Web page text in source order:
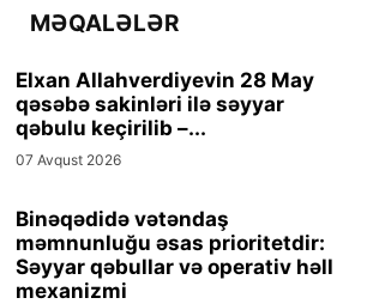
MƏQALƏLƏR
Elxan Allahverdiyevin 28 May
qəsəbə sakinləri ilə səyyar
qəbulu keçirilib –...
07 Avqust 2026
Binəqədidə vətəndaş
məmnunluğu əsas prioritetdir:
Səyyar qəbullar və operativ həll
mexanizmi